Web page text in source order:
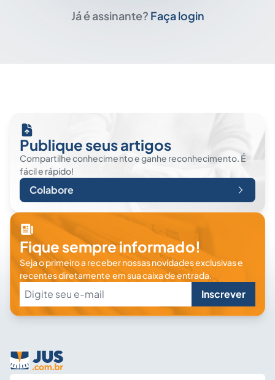
Já é assinante? Faça login
Publique seus artigos
Compartilhe conhecimento e ganhe reconhecimento. É
fácil e rápido!
Colabore
Fique sempre informado!
Seja o primeiro a receber nossas novidades exclusivas e
recentes diretamente em sua caixa de entrada.
Inscrever